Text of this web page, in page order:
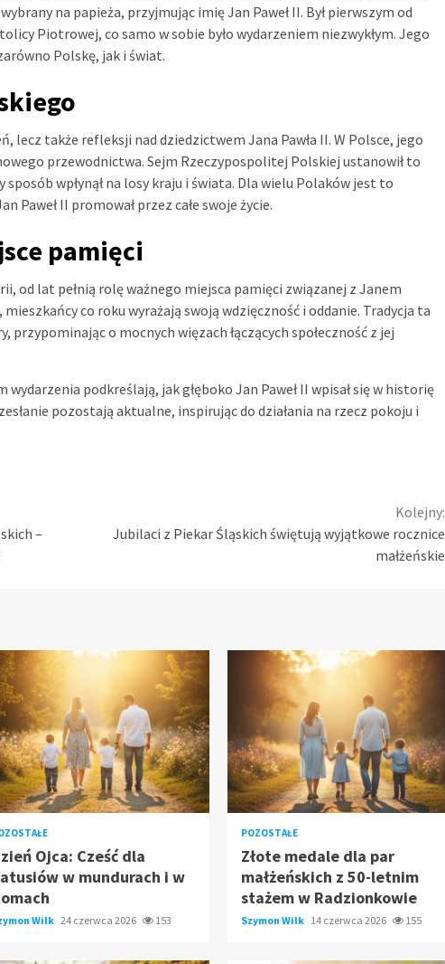
na papieża, przyjmując imię Jan Paweł II. Był pierwszym od
Piotrowej, co samo w sobie było wydarzeniem niezwykłym. Jego
Polskę, jak i świat.
lecz także refleksji nad dziedzictwem Jana Pawła II. W Polsce, jego
przewodnictwa. Sejm Rzeczypospolitej Polskiej ustanowił to
wpłynął na losy kraju i świata. Dla wielu Polaków jest to
II promował przez całe swoje życie.
pamięci
od lat pełnią rolę ważnego miejsca pamięci związanej z Janem
co roku wyrażają swoją wdzięczność i oddanie. Tradycja ta
o mocnych więzach łączących społeczność z jej
podkreślają, jak głęboko Jan Paweł II wpisał się w historię
pozostają aktualne, inspirując do działania na rzecz pokoju i
–
Kolejny:
Jubilaci z Piekar Śląskich świętują wyjątkowe rocznice
małżeńskie
Ojca: Cześć dla
w mundurach i w
Wilk 24 czerwca 2026 153
POZOSTAŁE
Złote medale dla par
małżeńskich z 50-letnim
stażem w Radzionkowie
Szymon Wilk 14 czerwca 2026 155